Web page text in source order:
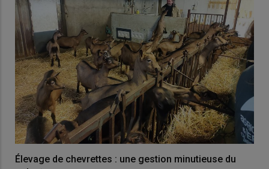
Élevage de chevrettes : une gestion minutieuse du